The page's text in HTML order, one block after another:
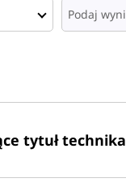
tytuł technika